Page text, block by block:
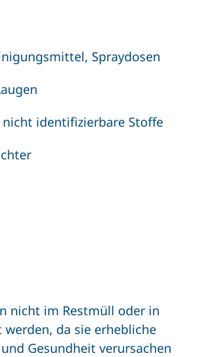
Spraydosen
identifizierbare Stoffe
nicht im Restmüll oder in
da sie erhebliche
Gesundheit verursachen